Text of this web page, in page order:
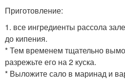
Приготовление:
1. все ингредиенты рассола
до кипения.
* Тем временем тщательно
разрежьте его на 2 куска.
* Выложите сало в маринад и